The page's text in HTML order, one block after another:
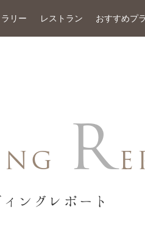
リー レストラン おすすめプ
R
ィングレポート